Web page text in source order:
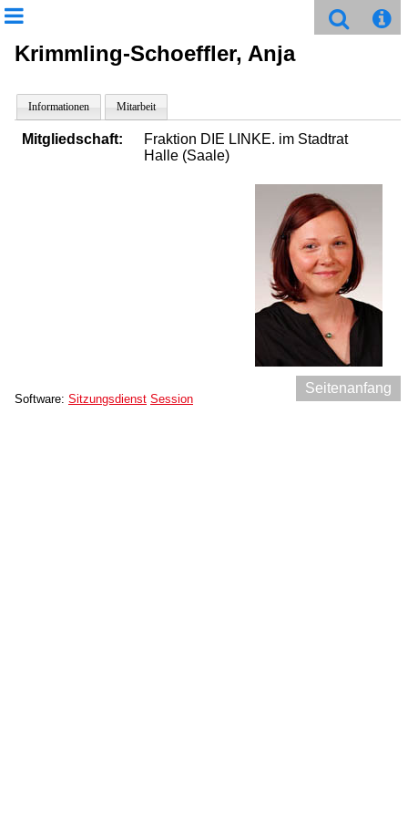
Krimmling-Schoeffler, Anja
Informationen Mitarbeit
Mitgliedschaft:
Fraktion DIE LINKE. im Stadtrat
Halle (Saale)
Seitenanfang
Software: Sitzungsdienst Session